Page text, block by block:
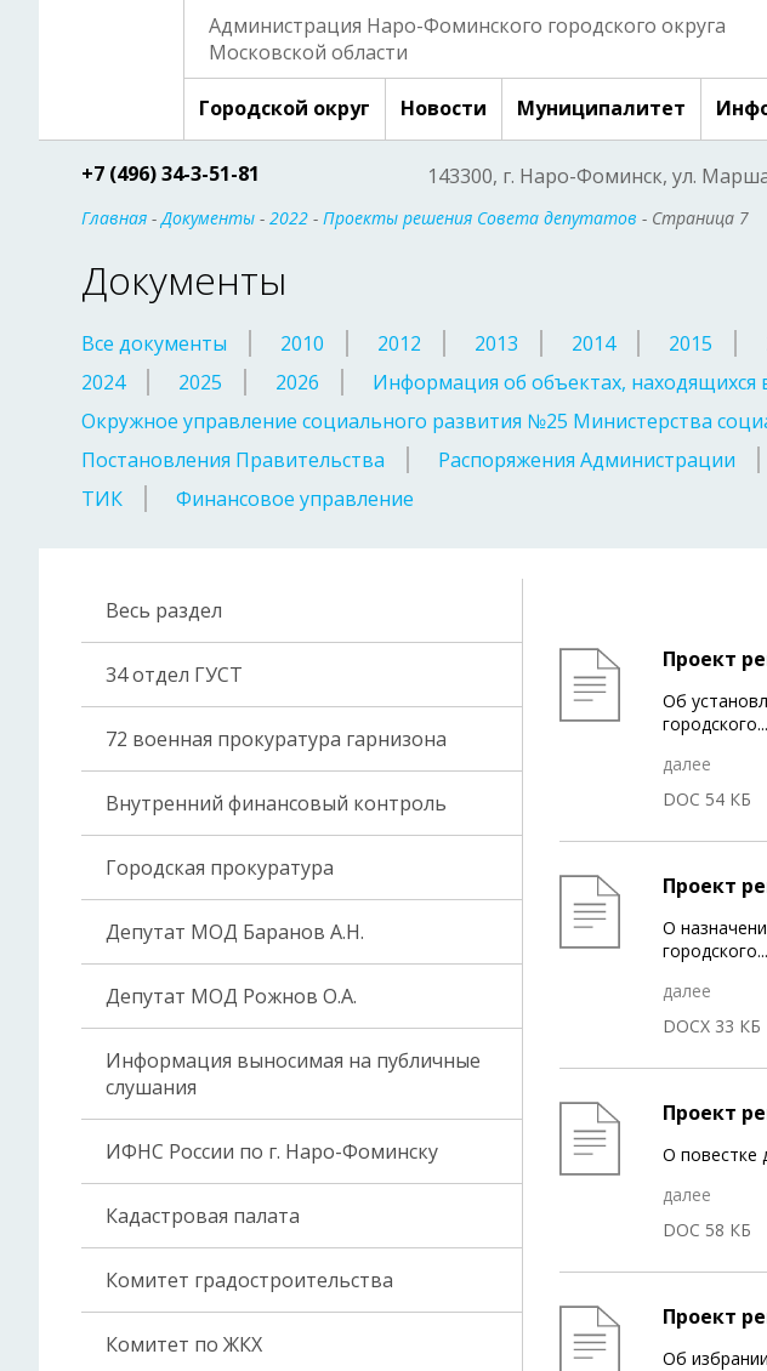
Администрация Наро-Фоминского городского округа
Московской области
Городской округ Новости Муниципалитет
+7 (496) 34-3-51-81 143300, г. Наро-Фоминск, ул.
Главная -Документы - 2022 - Проекты решения Совета депутатов - Страница 7
Документы
Все документы 2010 2012 2013 2014 2015
2024
2025 2026 Информация об объектах, находящихся
Окружное управление социального развития №25 Министерства
Постановления Правительства
Распоряжения Администрации
ТИК
Финансовое управление
Весь раздел
34 отдел ГУСТ
72 военная прокуратура гарнизона
Внутренний финансовый контроль
Городская прокуратура
Депутат МОД Баранов А.Н.
Депутат МОД Рожнов О.А.
Информация выносимая на публичные
слушания
ИФНС России по г. Наро-Фоминску
Кадастровая палата
Комитет градостроительства
Комитет по ЖКХ
Проект
Об
городского...
далее
DOC 54 КБ
Проект
О
городского...
далее
DOCX 33 КБ
Проект
О повестке
далее
DOC 58 КБ
Проект
Об